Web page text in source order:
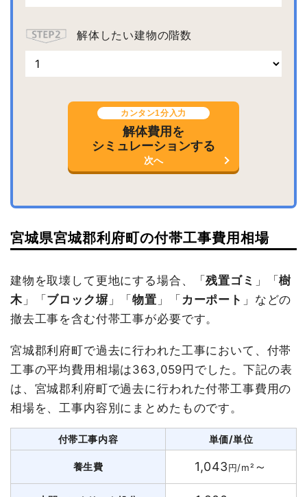
解体したい建物の階数
カンタン1分入力
解体費用を
シミュレーションする
次へ
宮城県宮城郡利府町の付帯工事費用相場
建物を取壊して更地にする場合、「残置ゴミ 」「樹
木」「 ブロック塀 」「物置 」「 カーポート 」などの
撤去工事を含む付帯工事が必要です。
宮城郡利府町で過去に行われた工事において、付帯
工事の平均費用相場は363,059円でした。下記の表
は、宮城郡利府町で過去に行われた付帯工事費用の
相場を、工事内容別にまとめたものです。
付帯工事内容 単価/単位
養生費 1,043円/m² ～